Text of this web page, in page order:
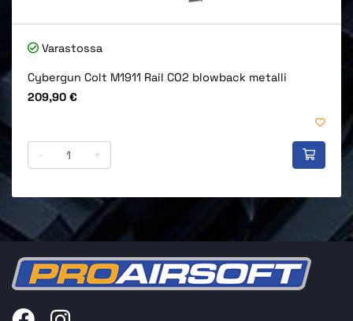
Varastossa
Cybergun Colt M1911 Rail CO2 blowback metalli
Hinta
209,90 €
- +